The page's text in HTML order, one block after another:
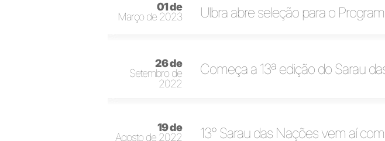
01 de
Março de 2023
Ulbra abre seleção para o
26 de
Setembro de
2022
Começa a 13ª edição do Sarau
19 de
Agosto de 2022
13° Sarau das Nações vem aí